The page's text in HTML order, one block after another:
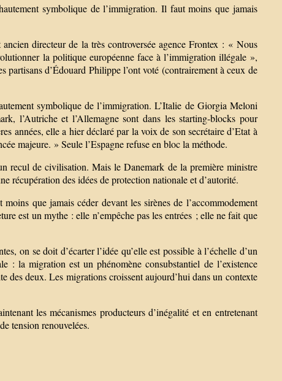
symbolique de l’immigration. Il faut moins que jamais
directeur de la très controversée agence Frontex : « Nous
la politique européenne face à l’immigration illégale »,
d’Édouard Philippe l’ont voté (contrairement à ceux de
symbolique de l’immigration. L’Italie de Giorgia Meloni
l’Autriche et l’Allemagne sont dans les starting-blocks pour
années, elle a hier déclaré par la voix de son secrétaire d’Etat à
majeure. » Seule l’Espagne refuse en bloc la méthode.
recul de civilisation. Mais le Danemark de la première ministre
récupération des idées de protection nationale et d’autorité.
que jamais céder devant les sirènes de l’accommodement
est un mythe : elle n’empêche pas les entrées ; elle ne fait que
on se doit d’écarter l’idée qu’elle est possible à l’échelle d’un
: la migration est un phénomène consubstantiel de l’existence
des deux. Les migrations croissent aujourd’hui dans un contexte
les mécanismes producteurs d’inégalité et en entretenant
tension renouvelées.